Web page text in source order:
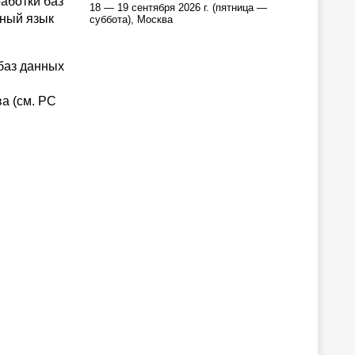
язык
данных
(см. PC
18 — 19 сентября 2026 г. (пятница —
суббота), Москва